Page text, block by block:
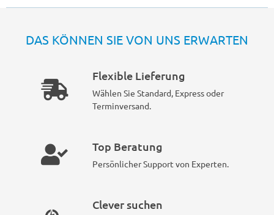
DAS KÖNNEN SIE VON UNS ERWARTEN
Flexible Lieferung
Wählen Sie Standard, Express oder
Terminversand.
Top Beratung
Persönlicher Support von Experten.
Clever suchen